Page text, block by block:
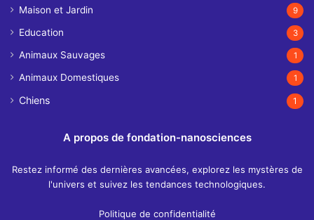
Maison et Jardin 9
Education 3
Animaux Sauvages 1
Animaux Domestiques 1
Chiens 1
A propos de fondation-nanosciences
Restez informé des dernières avancées, explorez les mystères de
l'univers et suivez les tendances technologiques.
Politique de confidentialité